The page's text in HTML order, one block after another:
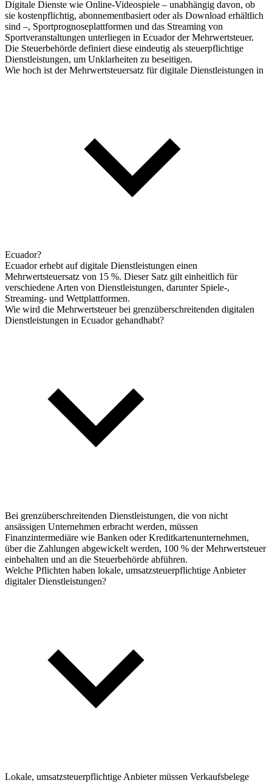
Digitale Dienste wie Online-Videospiele – unabhängig davon, ob
sie kostenpflichtig, abonnementbasiert oder als Download erhältlich
sind –, Sportprognoseplattformen und das Streaming von
Sportveranstaltungen unterliegen in Ecuador der Mehrwertsteuer.
Die Steuerbehörde definiert diese eindeutig als steuerpflichtige
Dienstleistungen, um Unklarheiten zu beseitigen.
Wie hoch ist der Mehrwertsteuersatz für digitale Dienstleistungen in
Ecuador?
Ecuador erhebt auf digitale Dienstleistungen einen
Mehrwertsteuersatz von 15 %. Dieser Satz gilt einheitlich für
verschiedene Arten von Dienstleistungen, darunter Spiele-,
Streaming- und Wettplattformen.
Wie wird die Mehrwertsteuer bei grenzüberschreitenden digitalen
Dienstleistungen in Ecuador gehandhabt?
Bei grenzüberschreitenden Dienstleistungen, die von nicht
ansässigen Unternehmen erbracht werden, müssen
Finanzintermediäre wie Banken oder Kreditkartenunternehmen,
über die Zahlungen abgewickelt werden, 100 % der Mehrwertsteuer
einbehalten und an die Steuerbehörde abführen.
Welche Pflichten haben lokale, umsatzsteuerpflichtige Anbieter
digitaler Dienstleistungen?
Lokale, umsatzsteuerpflichtige Anbieter müssen Verkaufsbelege